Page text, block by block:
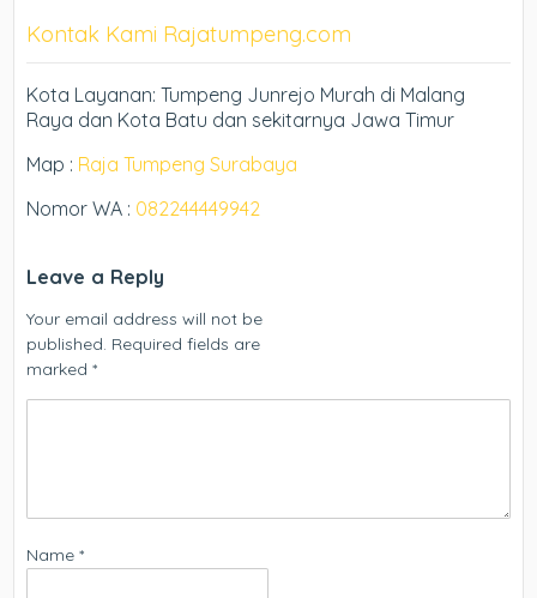
Kontak Kami Rajatumpeng.com
Kota Layanan: Tumpeng Junrejo Murah di Malang
Raya dan Kota Batu dan sekitarnya Jawa Timur
Map : Raja Tumpeng Surabaya
Nomor WA : 082244449942
Leave a Reply
Your email address will not be
published. Required fields are
marked*
Name*